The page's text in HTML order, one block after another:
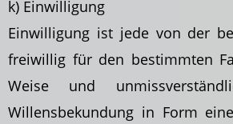
k) Einwilligung
Einwilligung ist jede von der
freiwillig für den bestimmten
Weise und
Willensbekundung in Form